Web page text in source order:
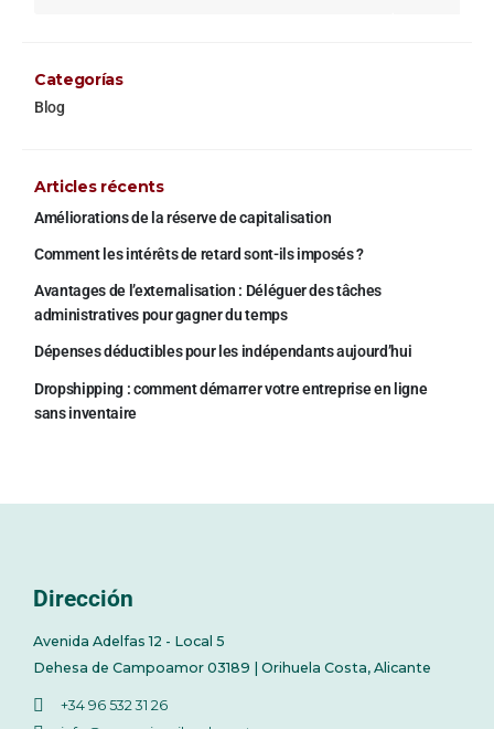
Categorías
Blog
Articles récents
Améliorations de la réserve de capitalisation
Comment les intérêts de retard sont-ils imposés ?
Avantages de l’externalisation : Déléguer des tâches
administratives pour gagner du temps
Dépenses déductibles pour les indépendants aujourd’hui
Dropshipping : comment démarrer votre entreprise en ligne
sans inventaire
Dirección
Avenida Adelfas 12 - Local 5
Dehesa de Campoamor 03189 | Orihuela Costa, Alicante
+34 96 532 31 26